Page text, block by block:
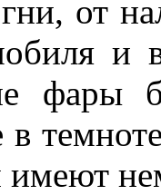
от
и
фары
имеют